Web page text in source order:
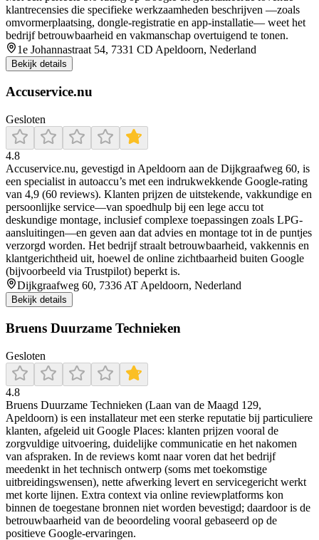
klantrecensies die specifieke werkzaamheden beschrijven —zoals
omvormerplaatsing, dongle-registratie en app‑installatie— weet het
bedrijf betrouwbaarheid en vakmanschap overtuigend te tonen.
1e Johannastraat 54, 7331 CD Apeldoorn, Nederland
Bekijk details
Accuservice.nu
Gesloten
4.8
Accuservice.nu, gevestigd in Apeldoorn aan de Dijkgraafweg 60, is
een specialist in autoaccu’s met een indrukwekkende Google-rating
van 4,9 (60 reviews). Klanten prijzen de uitstekende, vakkundige en
persoonlijke service—van spoedhulp bij een lege accu tot
deskundige montage, inclusief complexe toepassingen zoals LPG-
aansluitingen—en geven aan dat advies en montage tot in de puntjes
verzorgd worden. Het bedrijf straalt betrouwbaarheid, vakkennis en
klantgerichtheid uit, hoewel de online zichtbaarheid buiten Google
(bijvoorbeeld via Trustpilot) beperkt is.
Dijkgraafweg 60, 7336 AT Apeldoorn, Nederland
Bekijk details
Bruens Duurzame Technieken
Gesloten
4.8
Bruens Duurzame Technieken (Laan van de Maagd 129,
Apeldoorn) is een installateur met een sterke reputatie bij particuliere
klanten, afgeleid uit Google Places: klanten prijzen vooral de
zorgvuldige uitvoering, duidelijke communicatie en het nakomen
van afspraken. In de reviews komt naar voren dat het bedrijf
meedenkt in het technisch ontwerp (soms met toekomstige
uitbreidingswensen), nette afwerking levert en servicegericht werkt
met korte lijnen. Extra context via online reviewplatforms kon
binnen de toegestane bronnen niet worden bevestigd; daardoor is de
betrouwbaarheid van de beoordeling vooral gebaseerd op de
positieve Google-ervaringen.